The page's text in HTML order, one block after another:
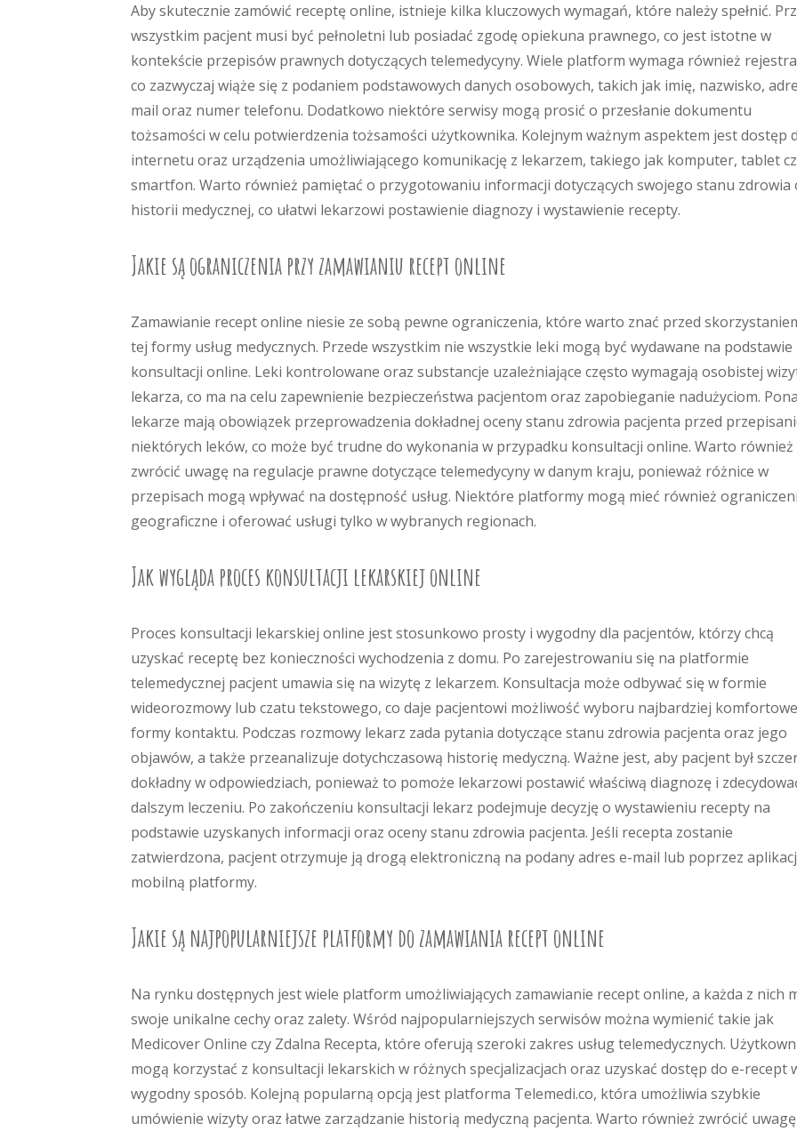
Aby skutecznie zamówić receptę online, istnieje kilka kluczowych wymagań, które należy spełnić.
wszystkim pacjent musi być pełnoletni lub posiadać zgodę opiekuna prawnego, co jest istotne w
kontekście przepisów prawnych dotyczących telemedycyny. Wiele platform wymaga również
co zazwyczaj wiąże się z podaniem podstawowych danych osobowych, takich jak imię, nazwisko,
mail oraz numer telefonu. Dodatkowo niektóre serwisy mogą prosić o przesłanie dokumentu
tożsamości w celu potwierdzenia tożsamości użytkownika. Kolejnym ważnym aspektem jest dostęp
internetu oraz urządzenia umożliwiającego komunikację z lekarzem, takiego jak komputer, tablet
smartfon. Warto również pamiętać o przygotowaniu informacji dotyczących swojego stanu zdrowia
historii medycznej, co ułatwi lekarzowi postawienie diagnozy i wystawienie recepty.
Jakie są ograniczenia przy zamawianiu recept online
Zamawianie recept online niesie ze sobą pewne ograniczenia, które warto znać przed
tej formy usług medycznych. Przede wszystkim nie wszystkie leki mogą być wydawane na podstawie
konsultacji online. Leki kontrolowane oraz substancje uzależniające często wymagają osobistej
lekarza, co ma na celu zapewnienie bezpieczeństwa pacjentom oraz zapobieganie nadużyciom.
lekarze mają obowiązek przeprowadzenia dokładnej oceny stanu zdrowia pacjenta przed
niektórych leków, co może być trudne do wykonania w przypadku konsultacji online. Warto również
zwrócić uwagę na regulacje prawne dotyczące telemedycyny w danym kraju, ponieważ różnice w
przepisach mogą wpływać na dostępność usług. Niektóre platformy mogą mieć również
geograficzne i oferować usługi tylko w wybranych regionach.
Jak wygląda proces konsultacji lekarskiej online
Proces konsultacji lekarskiej online jest stosunkowo prosty i wygodny dla pacjentów, którzy chcą
uzyskać receptę bez konieczności wychodzenia z domu. Po zarejestrowaniu się na platformie
telemedycznej pacjent umawia się na wizytę z lekarzem. Konsultacja może odbywać się w formie
wideorozmowy lub czatu tekstowego, co daje pacjentowi możliwość wyboru najbardziej
formy kontaktu. Podczas rozmowy lekarz zada pytania dotyczące stanu zdrowia pacjenta oraz jego
objawów, a także przeanalizuje dotychczasową historię medyczną. Ważne jest, aby pacjent był
dokładny w odpowiedziach, ponieważ to pomoże lekarzowi postawić właściwą diagnozę i
dalszym leczeniu. Po zakończeniu konsultacji lekarz podejmuje decyzję o wystawieniu recepty na
podstawie uzyskanych informacji oraz oceny stanu zdrowia pacjenta. Jeśli recepta zostanie
zatwierdzona, pacjent otrzymuje ją drogą elektroniczną na podany adres e-mail lub poprzez
mobilną platformy.
Jakie są najpopularniejsze platformy do zamawiania recept online
Na rynku dostępnych jest wiele platform umożliwiających zamawianie recept online, a każda z nich
swoje unikalne cechy oraz zalety. Wśród najpopularniejszych serwisów można wymienić takie jak
Medicover Online czy Zdalna Recepta, które oferują szeroki zakres usług telemedycznych.
mogą korzystać z konsultacji lekarskich w różnych specjalizacjach oraz uzyskać dostęp do e-recept
wygodny sposób. Kolejną popularną opcją jest platforma Telemedi.co, która umożliwia szybkie
umówienie wizyty oraz łatwe zarządzanie historią medyczną pacjenta. Warto również zwrócić